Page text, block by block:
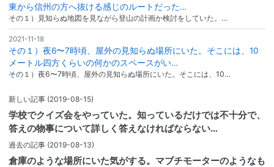
東から信州の方へ抜ける感じのルートだった…
その１）見知らぬ地図を見ながら登山の計画か検討をしていた。…
2021-11-18
その１）夜6〜7時頃、屋外の見知らぬ場所にいた。そこには、10
メートル四方くらいの何かのスペースがい…
その１）夜6〜7時頃、屋外の見知らぬ場所にいた。そこには、10…
新しい記事 (2019-08-15)
学校でクイズ会をやっていた。知っているだけでは不十分で、
答えの物事について詳しく答えなければならない…
過去の記事 (2019-08-13)
倉庫のような場所にいた気がする。マブチモーターのようなも